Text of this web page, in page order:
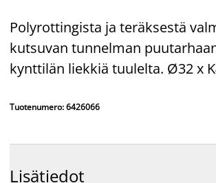
Polyrottingista ja teräksestä
kutsuvan tunnelman
kynttilän liekkiä tuulelta. Ø32 x
Tuotenumero: 6426066
Lisätiedot